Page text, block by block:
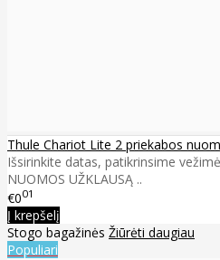
Thule Chariot Lite 2 priekabos
Išsirinkite datas, patikrinsime
NUOMOS UŽKLAUSĄ ..
€001
Į krepšelį
Stogo bagažinės Žiūrėti daugiau
Populiari